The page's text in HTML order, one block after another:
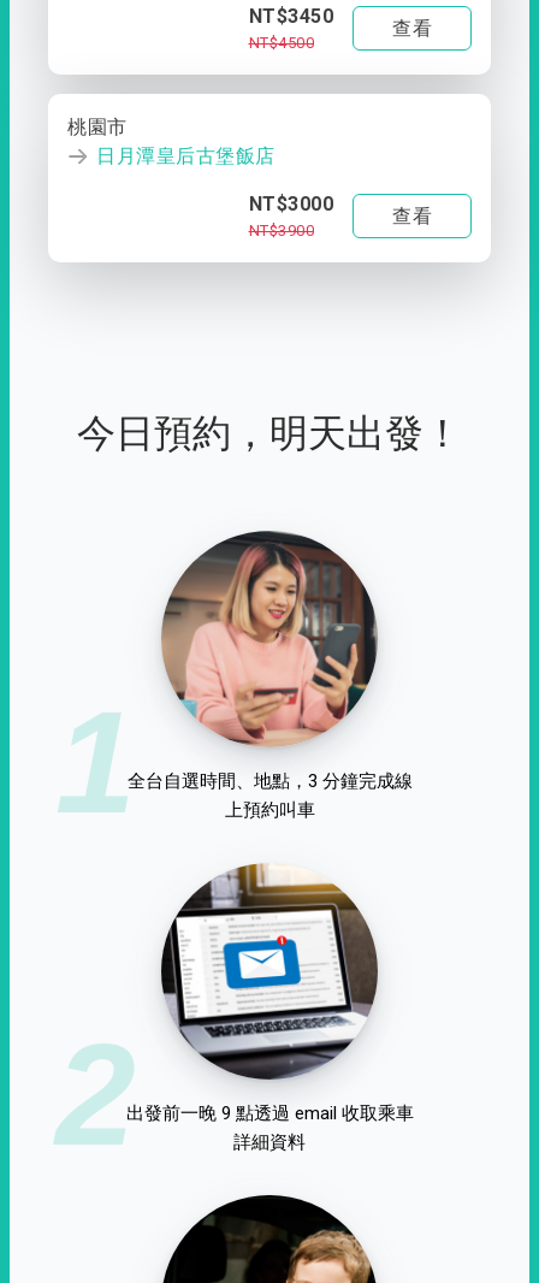
NT$3450
NT$4500
查看
桃園市
日月潭皇后古堡飯店
NT$3000
NT$3900
查看
今日預約，明天出發！
1全台自選時間、地點，3 分鐘完成線
上預約叫車
2出發前一晚 9 點透過 email 收取乘車
詳細資料